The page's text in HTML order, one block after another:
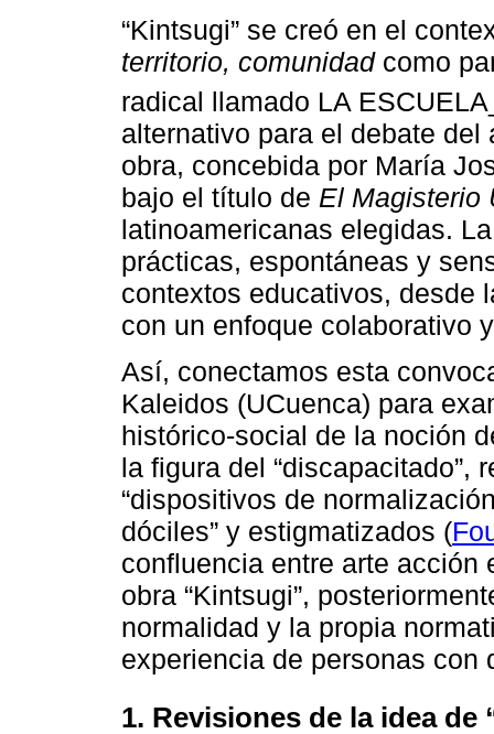
“Kintsugi” se creó en el
territorio, comunidadcomo
radical llamado LA
alternativo para el debate
obra, concebida por María
bajo el título de El Magisterio
latinoamericanas elegidas.
prácticas, espontáneas y
contextos educativos, desde
con un enfoque colaborativo
Así, conectamos esta
Kaleidos (UCuenca) para
histórico-social de la noción
la figura del “discapacitado”,
“dispositivos de
dóciles” y estigmatizados (
confluencia entre arte
obra “Kintsugi”,
normalidad y la propia
experiencia de personas con
1. Revisiones de la idea